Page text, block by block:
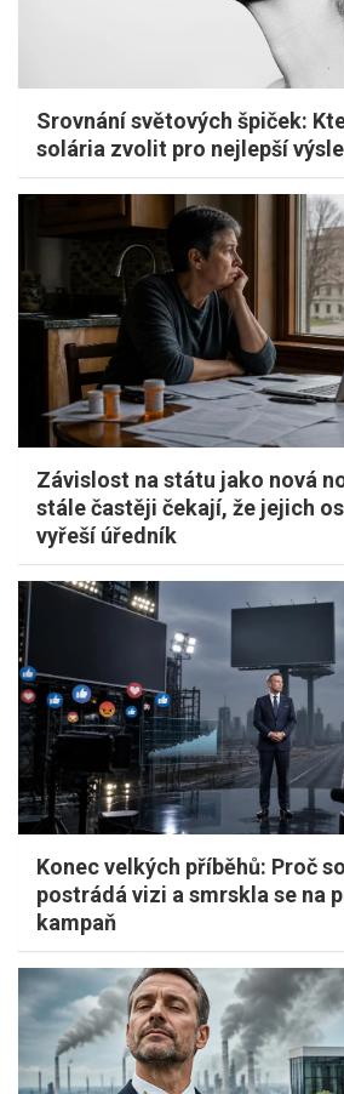
Srovnání světových špiček:
solária zvolit pro nejlepší
Závislost na státu jako nová
stále častěji čekají, že jejich
vyřeší úředník
Konec velkých příběhů: Proč
postrádá vizi a smrskla se na
kampaň